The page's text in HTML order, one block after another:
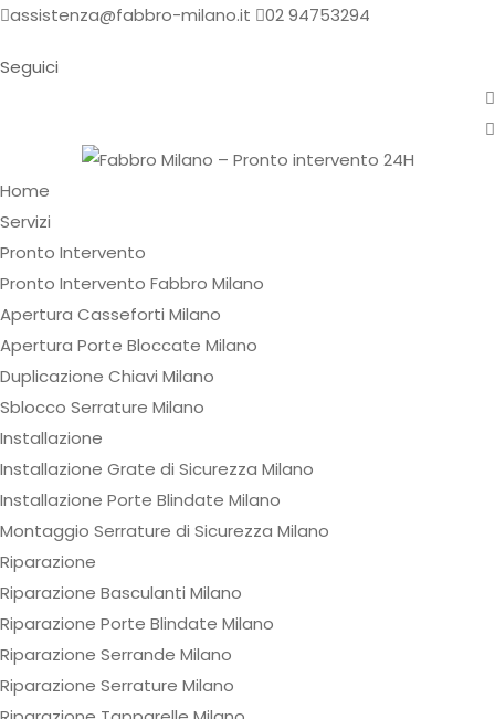
assistenza@fabbro-milano.it 02 94753294
Seguici
Home
Servizi
Pronto Intervento
Pronto Intervento Fabbro Milano
Apertura Casseforti Milano
Apertura Porte Bloccate Milano
Duplicazione Chiavi Milano
Sblocco Serrature Milano
Installazione
Installazione Grate di Sicurezza Milano
Installazione Porte Blindate Milano
Montaggio Serrature di Sicurezza Milano
Riparazione
Riparazione Basculanti Milano
Riparazione Porte Blindate Milano
Riparazione Serrande Milano
Riparazione Serrature Milano